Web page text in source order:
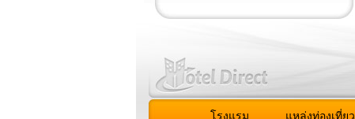
โรงแรม แหล่งท่องเที่ยว